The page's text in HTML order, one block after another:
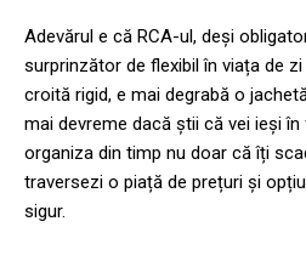
Adevărul e că RCA-ul, deși
surprinzător de flexibil în viața de
croită rigid, e mai degrabă o
mai devreme dacă știi că vei ieși în
organiza din timp nu doar că îți
traversezi o piață de prețuri și
sigur.